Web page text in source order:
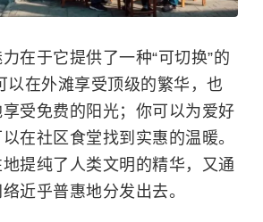
在于它提供了一种“可切换”的
以在外滩享受顶级的繁华，也
受免费的阳光；你可以为爱好
在社区食堂找到实惠的温暖。
提纯了人类文明的精华，又通
近乎普惠地分发出去。